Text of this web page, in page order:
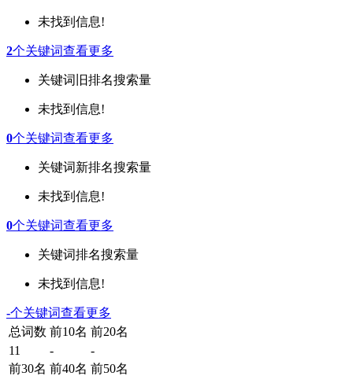
未找到信息!
2个关键词查看更多
关键词 旧排名搜索量
未找到信息!
0个关键词查看更多
关键词新排名搜索量
未找到信息!
0个关键词查看更多
关键词排名搜索量
未找到信息!
-个关键词查看更多
总词数 前10名 前20名
11
-
-
前30名 前40名 前50名